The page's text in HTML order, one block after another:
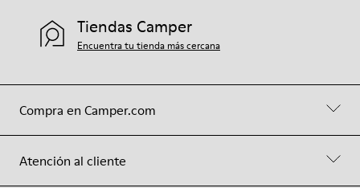
Compra en Camper.com
Atención al cliente
Tiendas Camper
Encuentra tu tienda más cercana